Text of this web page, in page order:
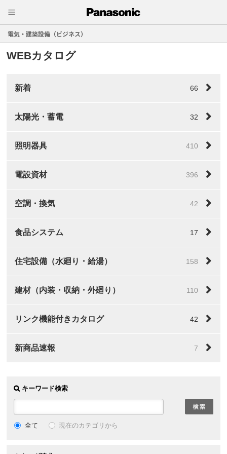
電気・建築設備（ビジネス）
WEBカタログ
新着 66
太陽光・蓄電 32
照明器具 410
電設資材 396
空調・換気 42
食品システム 17
住宅設備（水廻り・給湯） 158
建材（内装・収納・外廻り） 110
リンク機能付きカタログ 42
新商品速報 7
キーワード検索
全て 現在のカテゴリから